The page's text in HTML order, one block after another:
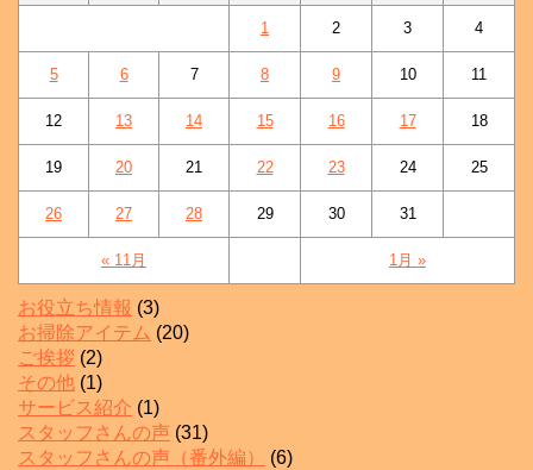
« 11月 1月 »
1 2 3 4
5 6 7 8 9 10 11
12 13 14 15 16 17 18
19 20 21 22 23 24 25
26 27 28 29 30 31
お役立ち情報 (3)
お掃除アイテム (20)
ご挨拶 (2)
その他 (1)
サービス紹介 (1)
スタッフさんの声 (31)
スタッフさんの声（番外編）
(6)